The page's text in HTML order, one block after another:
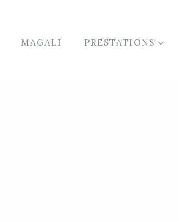
MAGALI PRESTATIONS